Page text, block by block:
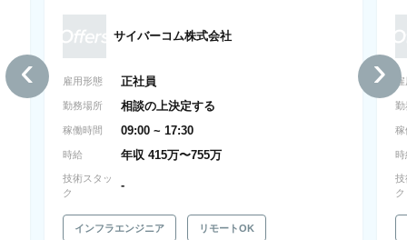
サイバーコム株式会社
雇用形態 正社員
勤務場所 相談の上決定する
稼働時間 09:00 ~ 17:30
時給 年収 415万〜755万
技術スタッ
ク
-
インフラエンジニア リモートOK
勤
稼
時
技
ク
‹ ›